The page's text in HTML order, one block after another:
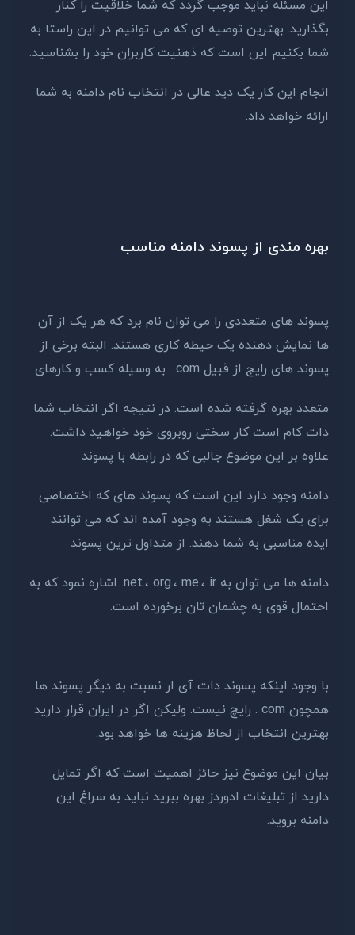
این مسئله نباید موجب گردد که شما خلاقیت را کنار
بگذارید. بهترین توصیه ای که می توانیم در این راستا به
شما بکنیم این است که ذهنیت کاربران خود را بشناسید.
انجام این کار یک دید عالی در انتخاب نام دامنه به شما
ارائه خواهد داد.
بهره مندی از پسوند دامنه مناسب
پسوند های متعددی را می توان نام برد که هر یک از آن
ها نمایش دهنده یک حیطه کاری هستند. البته برخی از
پسوند های رایج از قبیل com . به وسیله کسب و کارهای
متعدد بهره گرفته شده است. در نتیجه اگر انتخاب شما
دات کام است کار سختی روبروی خود خواهید داشت.
علاوه بر این موضوع جالبی که در رابطه با پسوند
دامنه وجود دارد این است که پسوند های که اختصاصی
برای یک شغل هستند به وجود آمده اند‌ که می توانند
ایده مناسبی به شما دهند. از متداول ترین پسوند
دامنه ها می توان به net.، org.، me.، ir. اشاره نمود که به
احتمال قوی به چشمان تان برخورده است.
با وجود اینکه پسوند دات آی ار نسبت به دیگر پسوند ها
همچون com . رایچ نیست‌. ولیکن اگر در ایران قرار دارید
بهترین انتخاب از لحاظ هزینه ها خواهد بود.
بیان این موضوع نیز حائز اهمیت است که اگر تمایل
دارید از تبلیغات ادوردز بهره ببرید نباید به سراغ این
دامنه بروید.